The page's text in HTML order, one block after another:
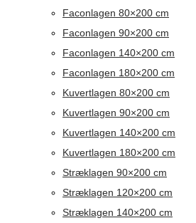
Faconlagen 80×200 cm
Faconlagen 90×200 cm
Faconlagen 140×200 cm
Faconlagen 180×200 cm
Kuvertlagen 80×200 cm
Kuvertlagen 90×200 cm
Kuvertlagen 140×200 cm
Kuvertlagen 180×200 cm
Stræklagen 90×200 cm
Stræklagen 120×200 cm
Stræklagen 140×200 cm